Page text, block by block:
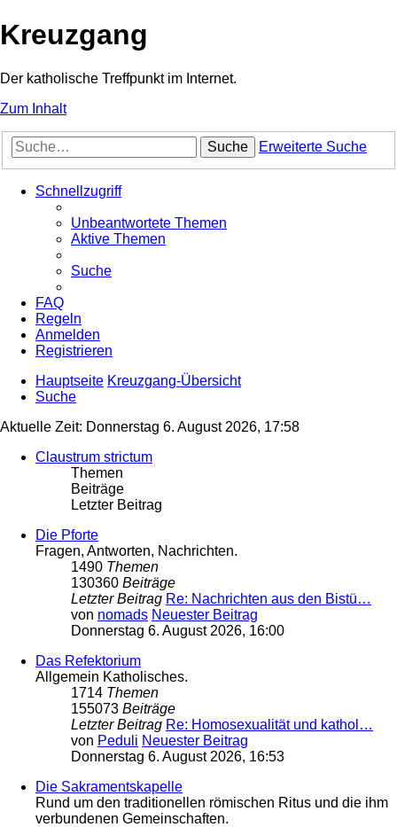
Kreuzgang
Der katholische Treffpunkt im Internet.
Zum Inhalt
Suche Erweiterte Suche
Schnellzugriff
Unbeantwortete Themen
Aktive Themen
Suche
FAQ
Regeln
Anmelden
Registrieren
Hauptseite Kreuzgang-Übersicht
Suche
Aktuelle Zeit: Donnerstag 6. August 2026, 17:58
Claustrum strictum
Themen
Beiträge
Letzter Beitrag
Die Pforte
Fragen, Antworten, Nachrichten.
1490 Themen
130360 Beiträge
Letzter Beitrag Re: Nachrichten aus den Bistü…
von nomads Neuester Beitrag
Donnerstag 6. August 2026, 16:00
Das Refektorium
Allgemein Katholisches.
1714 Themen
155073 Beiträge
Letzter Beitrag Re: Homosexualität und kathol…
von Peduli Neuester Beitrag
Donnerstag 6. August 2026, 16:53
Die Sakramentskapelle
Rund um den traditionellen römischen Ritus und die ihm
verbundenen Gemeinschaften.